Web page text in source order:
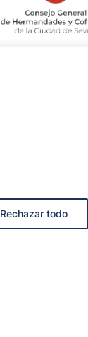
Rechazar todo